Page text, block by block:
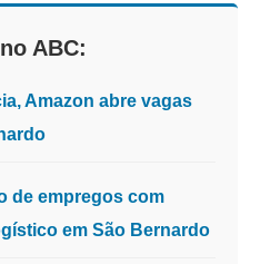
ABC:
Amazon abre vagas
de empregos com
em São Bernardo